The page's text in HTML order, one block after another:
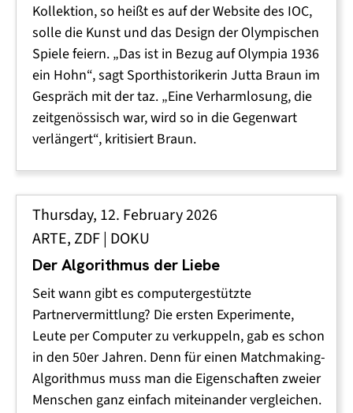
Kollektion, so heißt es auf der Website des IOC,
solle die Kunst und das Design der Olympischen
Spiele feiern. „Das ist in Bezug auf Olympia 1936
ein Hohn“, sagt Sporthistorikerin Jutta Braun im
Gespräch mit der taz. „Eine Verharmlosung, die
zeitgenössisch war, wird so in die Gegenwart
verlängert“, kritisiert Braun.
Thursday, 12. February 2026
ARTE, ZDF | DOKU
Der Algorithmus der Liebe
Seit wann gibt es computergestützte
Partnervermittlung? Die ersten Experimente,
Leute per Computer zu verkuppeln, gab es schon
in den 50er Jahren. Denn für einen Matchmaking-
Algorithmus muss man die Eigenschaften zweier
Menschen ganz einfach miteinander vergleichen.